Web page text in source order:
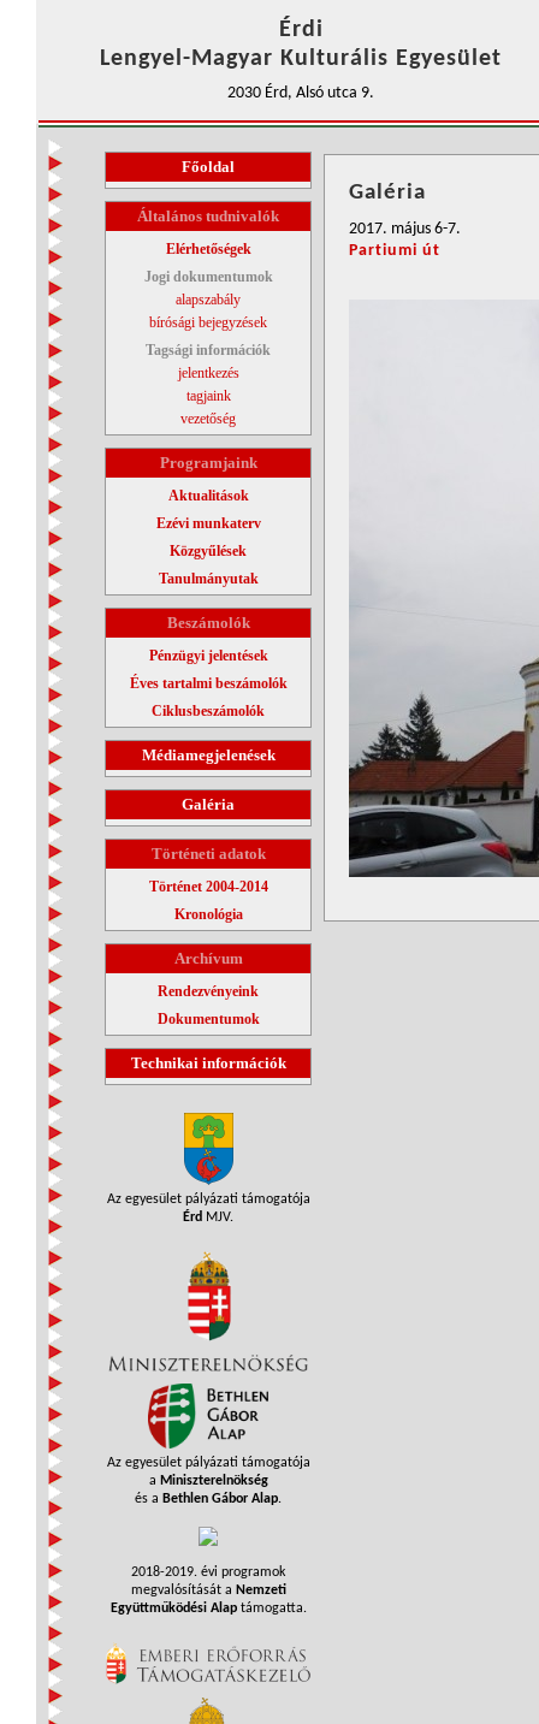
Érdi
Lengyel-Magyar Kulturális Egyesület
2030 Érd, Alsó utca 9.
Főoldal
Általános tudnivalók
Elérhetőségek
Jogi dokumentumok
alapszabály
bírósági bejegyzések
Tagsági információk
jelentkezés
tagjaink
vezetőség
Programjaink
Aktualitások
Ezévi munkaterv
Közgyűlések
Tanulmányutak
Beszámolók
Pénzügyi jelentések
Éves tartalmi beszámolók
Ciklusbeszámolók
Médiamegjelenések
Galéria
Történeti adatok
Történet 2004-2014
Kronológia
Archívum
Rendezvényeink
Dokumentumok
Technikai információk
Az egyesület pályázati támogatója
Érd MJV.
Az egyesület pályázati támogatója
a Miniszterelnökség
és a Bethlen Gábor Alap.
2018-2019. évi programok
megvalósítását a Nemzeti
Együttműködési Alaptámogatta.
Galéria
2017. május 6-7.
Partiumi út